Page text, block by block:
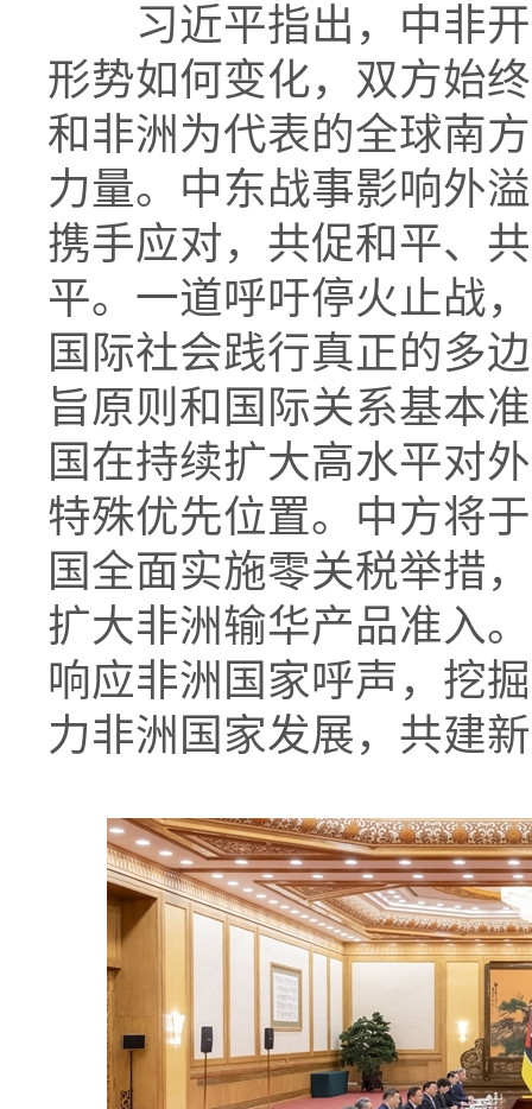
习近平指出，中非开
形势如何变化，双方始
和非洲为代表的全球南
力量。中东战事影响外
携手应对，共促和平、
平。一道呼吁停火止战
国际社会践行真正的多
旨原则和国际关系基本
国在持续扩大高水平对
特殊优先位置。中方将
国全面实施零关税举措
扩大非洲输华产品准入
响应非洲国家呼声，挖
力非洲国家发展，共建